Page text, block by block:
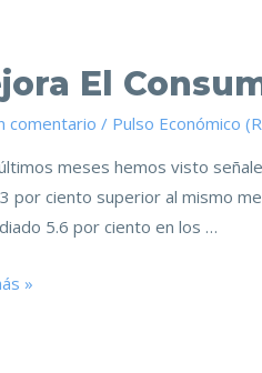
El
comentario / Pulso Económico
meses hemos visto
por ciento superior al mismo
5.6 por ciento en los …
»